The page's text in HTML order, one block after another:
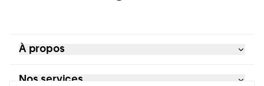
À propos
Références
Nos services